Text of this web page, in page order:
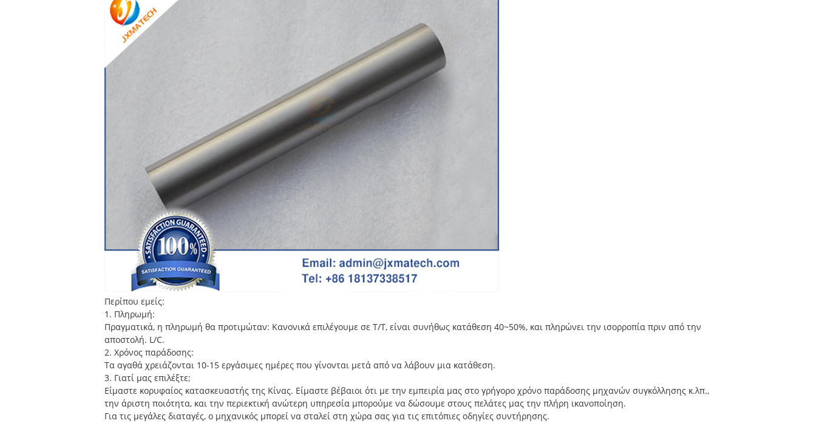
Περίπου εμείς:
1. Πληρωμή:
Πραγματικά, η πληρωμή θα προτιμώταν: Κανονικά επιλέγουμε σε T/T, είναι συνήθως κατάθεση 40~50%, και πληρώνει την ισορροπία πριν από την
αποστολή. L/C.
2. Χρόνος παράδοσης:
Τα αγαθά χρειάζονται 10-15 εργάσιμες ημέρες που γίνονται μετά από να λάβουν μια κατάθεση.
3. Γιατί μας επιλέξτε;
Είμαστε κορυφαίος κατασκευαστής της Κίνας. Είμαστε βέβαιοι ότι με την εμπειρία μας στο γρήγορο χρόνο παράδοσης μηχανών συγκόλλησης κ.λπ.,
την άριστη ποιότητα, και την περιεκτική ανώτερη υπηρεσία μπορούμε να δώσουμε στους πελάτες μας την πλήρη ικανοποίηση.
Για τις μεγάλες διαταγές, ο μηχανικός μπορεί να σταλεί στη χώρα σας για τις επιτόπιες οδηγίες συντήρησης.